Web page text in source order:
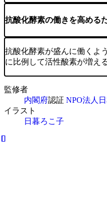
抗酸化酵素の働きを高める
抗酸化酵素が盛んに働くよ
に比例して活性酸素が増え
監修者
内閣府認証 NPO法人
イラスト
日暮ろこ子